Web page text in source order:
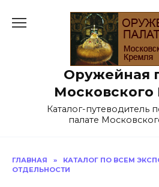
Оружейная
Каталог-путеводитель
палате
ГЛАВНАЯ »
КАТАЛОГ ПО ВСЕМ
ОТДЕЛЬНОСТИ